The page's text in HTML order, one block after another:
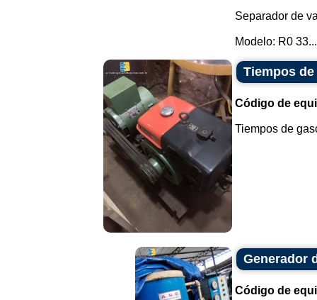
Separador de
Modelo: R0 33...
Tiempos
Código de
Tiempos de
Generador
Código de